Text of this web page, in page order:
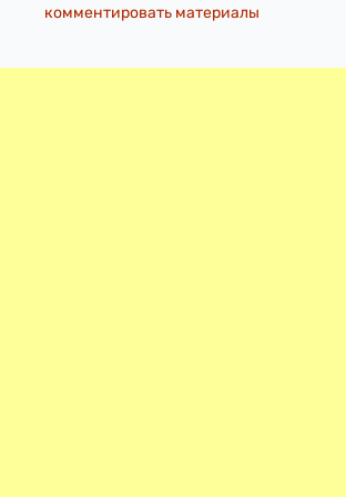
комментировать материалы